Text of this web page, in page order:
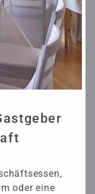
oder eine